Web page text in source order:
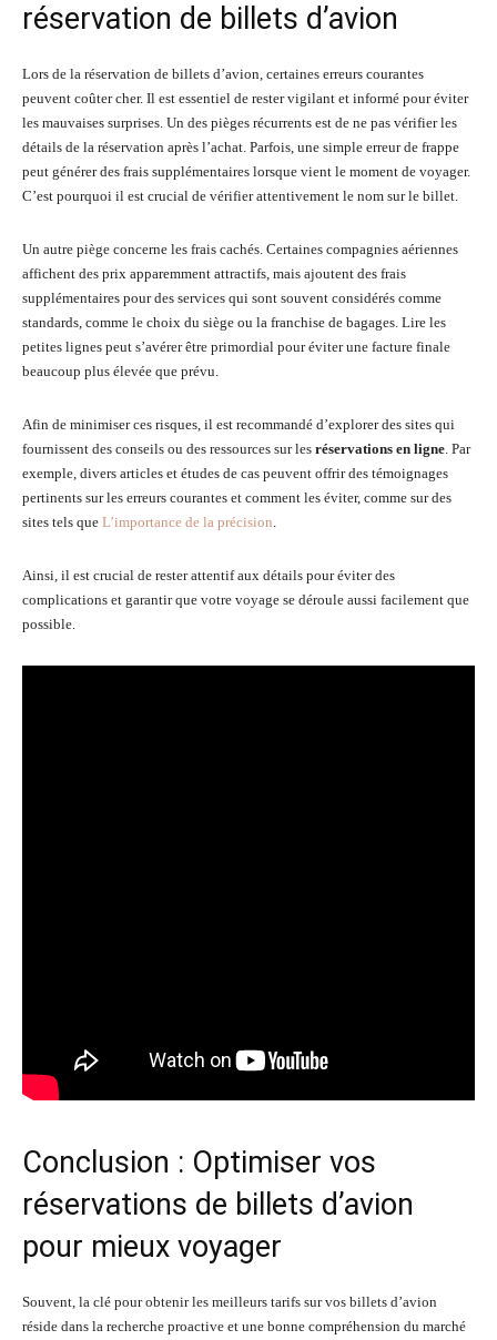
réservation de billets d’avion
Lors de la réservation de billets d’avion, certaines erreurs courantes
peuvent coûter cher. Il est essentiel de rester vigilant et informé pour éviter
les mauvaises surprises. Un des pièges récurrents est de ne pas vérifier les
détails de la réservation après l’achat. Parfois, une simple erreur de frappe
peut générer des frais supplémentaires lorsque vient le moment de voyager.
C’est pourquoi il est crucial de vérifier attentivement le nom sur le billet.
Un autre piège concerne les frais cachés. Certaines compagnies aériennes
affichent des prix apparemment attractifs, mais ajoutent des frais
supplémentaires pour des services qui sont souvent considérés comme
standards, comme le choix du siège ou la franchise de bagages. Lire les
petites lignes peut s’avérer être primordial pour éviter une facture finale
beaucoup plus élevée que prévu.
Afin de minimiser ces risques, il est recommandé d’explorer des sites qui
fournissent des conseils ou des ressources sur les réservations en ligne. Par
exemple, divers articles et études de cas peuvent offrir des témoignages
pertinents sur les erreurs courantes et comment les éviter, comme sur des
sites tels que L’importance de la précision.
Ainsi, il est crucial de rester attentif aux détails pour éviter des
complications et garantir que votre voyage se déroule aussi facilement que
possible.
Conclusion : Optimiser vos
réservations de billets d’avion
pour mieux voyager
Souvent, la clé pour obtenir les meilleurs tarifs sur vos billets d’avion
réside dans la recherche proactive et une bonne compréhension du marché